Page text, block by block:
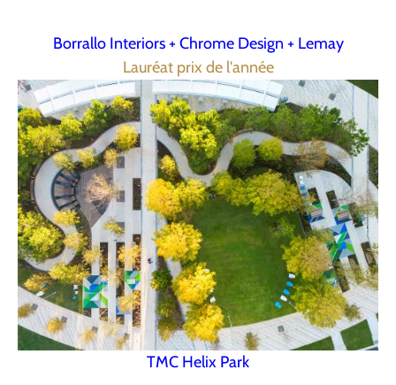
Borrallo Interiors + Chrome Design + Lemay
Lauréat prix de l'année
TMC Helix Park